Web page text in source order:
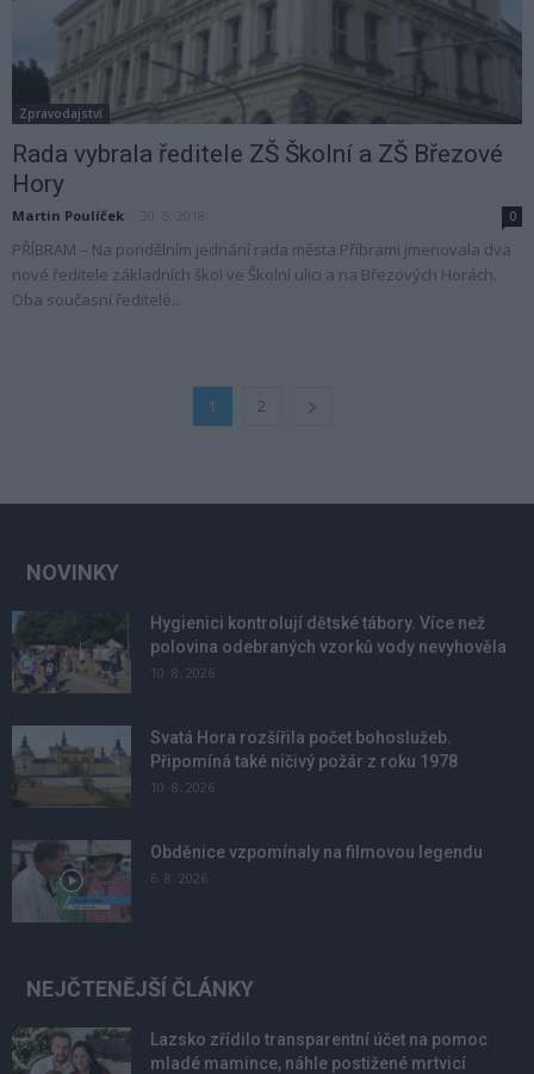
Zpravodajství
Rada vybrala ředitele ZŠ Školní a ZŠ Březové
Hory
Martin Poulíček 0
PŘÍBRAM – Na pondělním jednání rada města Příbrami jmenovala dva
nové ředitele základních škol ve Školní ulici a na Březových Horách.
Oba současní ředitelé...
1 2
NOVINKY
Hygienici kontrolují dětské tábory. Více než
polovina odebraných vzorků vody nevyhověla
10. 8. 2026
Svatá Hora rozšířila počet bohoslužeb.
Připomíná také ničivý požár z roku 1978
10. 8. 2026
Obděnice vzpomínaly na filmovou legendu
6. 8. 2026
NEJČTENĚJŠÍ ČLÁNKY
Lazsko zřídilo transparentní účet na pomoc
mladé mamince, náhle postižené mrtvicí